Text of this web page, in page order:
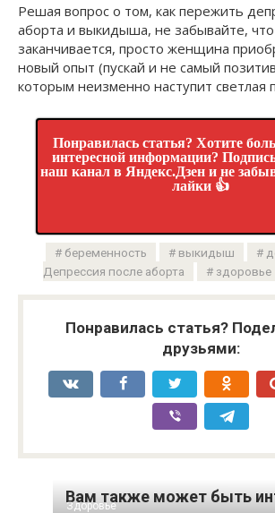
Решая вопрос о том, как пережить
аборта и выкидыша, не забывайте,
заканчивается, просто женщина
новый опыт (пускай и не самый
которым неизменно наступит светлая
Понравилась статья? Хотите
интересной информации?
наш канал в Яндекс.Дзен и не
лайки 👍
беременность выкидыш
Депрессия после аборта
здоровье
Понравилась статья?
друзьями:
Вам также может быть
Здоровье